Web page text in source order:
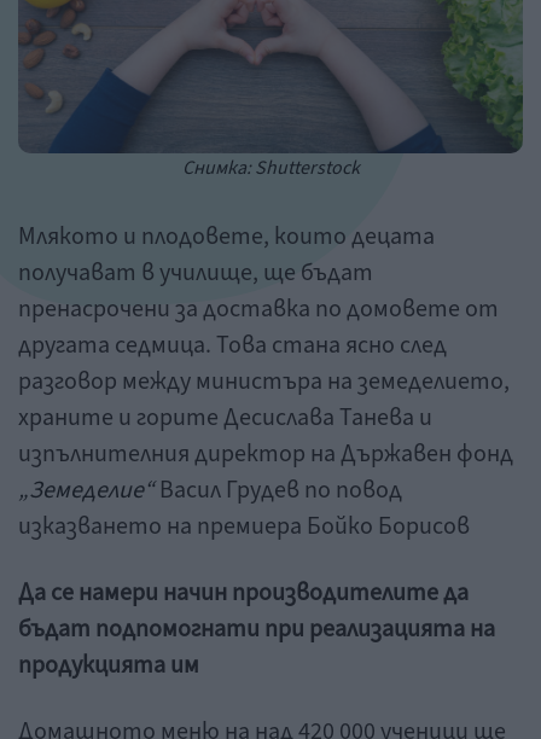
Снимка: Shutterstock
Млякото и плодовете, които децата
получават в училище, ще бъдат
пренасрочени за доставка по домовете от
другата седмица. Това стана ясно след
разговор между министъра на земеделието,
храните и горите Десислава Танева и
изпълнителния директор на Държавен фонд
„Земеделие“Васил Грудев по повод
изказването на премиера Бойко Борисов
Да се намери начин производителите да
бъдат подпомогнати при реализацията на
продукцията им